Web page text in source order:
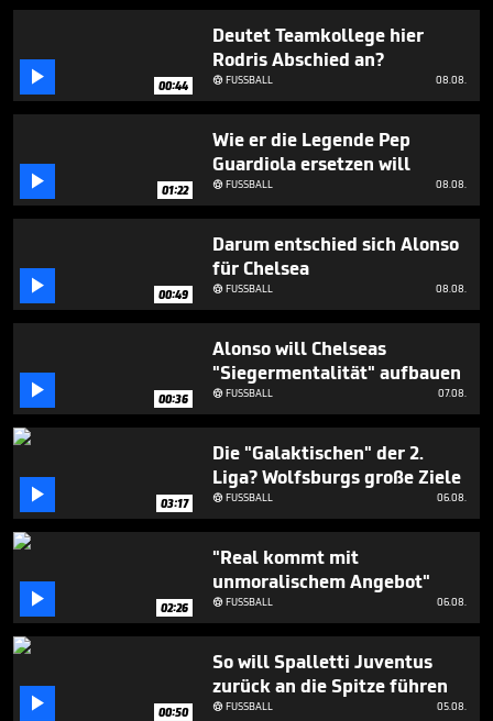
2
seconds
 00:44
Deutet Teamkollege hier
Rodris Abschied an?
FUSSBALL 08.08.
 01:22
Wie er die Legende Pep
Guardiola ersetzen will
FUSSBALL 08.08.
 00:49
Darum entschied sich Alonso
für Chelsea
FUSSBALL 08.08.
 00:36
Alonso will Chelseas
"Siegermentalität" aufbauen
FUSSBALL 07.08.
 03:17
Die "Galaktischen" der 2.
Liga? Wolfsburgs große Ziele
FUSSBALL 06.08.
 02:26
"Real kommt mit
unmoralischem Angebot"
FUSSBALL 06.08.
 00:50
So will Spalletti Juventus
zurück an die Spitze führen
FUSSBALL 05.08.